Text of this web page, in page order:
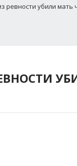
ревности убили мать